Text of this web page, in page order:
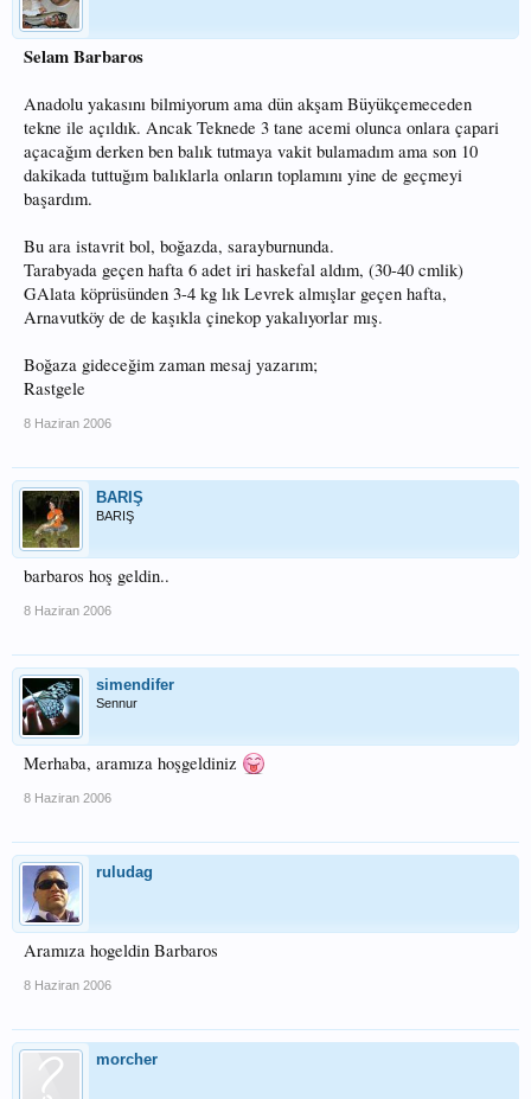
Selam Barbaros
Anadolu yakasını bilmiyorum ama dün akşam Büyükçemeceden
tekne ile açıldık. Ancak Teknede 3 tane acemi olunca onlara çapari
açacağım derken ben balık tutmaya vakit bulamadım ama son 10
dakikada tuttuğım balıklarla onların toplamını yine de geçmeyi
başardım.
Bu ara istavrit bol, boğazda, sarayburnunda.
Tarabyada geçen hafta 6 adet iri haskefal aldım, (30-40 cmlik)
GAlata köprüsünden 3-4 kg lık Levrek almışlar geçen hafta,
Arnavutköy de de kaşıkla çinekop yakalıyorlar mış.
Boğaza gideceğim zaman mesaj yazarım;
Rastgele
8 Haziran 2006
BARIŞ
BARIŞ
barbaros hoş geldin..
8 Haziran 2006
simendifer
Sennur
Merhaba, aramıza hoşgeldiniz
8 Haziran 2006
ruludag
Aramıza hogeldin Barbaros
8 Haziran 2006
morcher